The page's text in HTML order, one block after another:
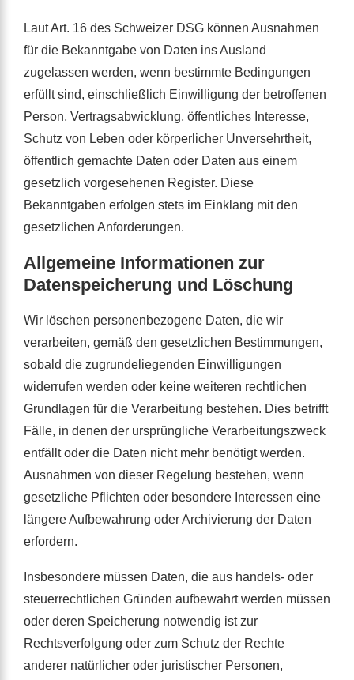
Laut Art. 16 des Schweizer DSG können Ausnahmen
für die Bekanntgabe von Daten ins Ausland
zugelassen werden, wenn bestimmte Bedingungen
erfüllt sind, einschließlich Einwilligung der betroffenen
Person, Vertragsabwicklung, öffentliches Interesse,
Schutz von Leben oder körperlicher Unversehrtheit,
öffentlich gemachte Daten oder Daten aus einem
gesetzlich vorgesehenen Register. Diese
Bekanntgaben erfolgen stets im Einklang mit den
gesetzlichen Anforderungen.
Allgemeine Informationen zur
Datenspeicherung und Löschung
Wir löschen personenbezogene Daten, die wir
verarbeiten, gemäß den gesetzlichen Bestimmungen,
sobald die zugrundeliegenden Einwilligungen
widerrufen werden oder keine weiteren rechtlichen
Grundlagen für die Verarbeitung bestehen. Dies betrifft
Fälle, in denen der ursprüngliche Verarbeitungszweck
entfällt oder die Daten nicht mehr benötigt werden.
Ausnahmen von dieser Regelung bestehen, wenn
gesetzliche Pflichten oder besondere Interessen eine
längere Aufbewahrung oder Archivierung der Daten
erfordern.
Insbesondere müssen Daten, die aus handels- oder
steuerrechtlichen Gründen aufbewahrt werden müssen
oder deren Speicherung notwendig ist zur
Rechtsverfolgung oder zum Schutz der Rechte
anderer natürlicher oder juristischer Personen,